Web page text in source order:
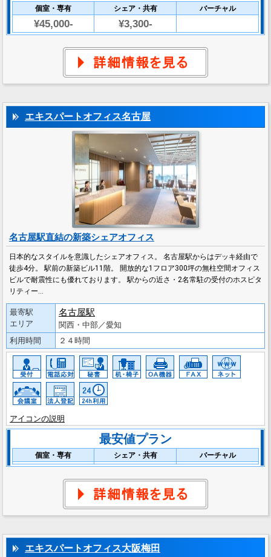
個室・専有 シェア・共有 バーチャル
¥45,000- ¥3,300-
エキスパートオフィス名古屋
名古屋駅直結の新築シェアオフィス
日本的なスタイルを意識したシェアオフィス。 名古屋駅からはデッキ経由で
徒歩4分。 駅前の新築ビル11階。 開放的な1フロア300坪の無柱空間オフィス
ビルで耐震性にも優れております。 駅からの近さ・2名常駐の受付のホスピタ
リティー…
最寄駅
エリア
名古屋駅
関西・中部／愛知
利用時間
２４時間
アイコンの説明
最安値プラン
個室・専有 シェア・共有 バーチャル
エキスパートオフィス大阪梅田